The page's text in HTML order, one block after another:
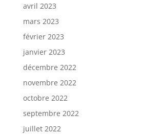
avril 2023
mars 2023
février 2023
janvier 2023
décembre 2022
novembre 2022
octobre 2022
septembre 2022
juillet 2022